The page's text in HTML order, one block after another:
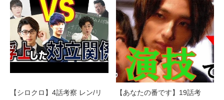
【シロクロ】4話考察 レン/リ
【あなたの番です】19話考